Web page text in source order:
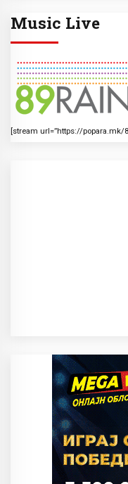
Music Live
[stream url=”https://popara.mk/